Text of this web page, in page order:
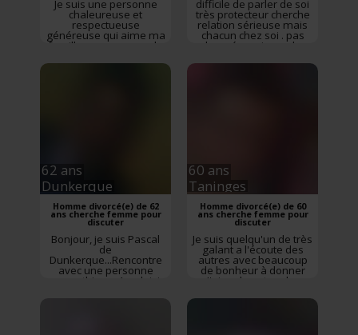
Je suis une personne
chaleureuse et
respectueuse
généreuse qui aime ma
famille mes voyages le
difficile de parler de soi
très protecteur cherche
relation sérieuse mais
chacun chez soi . pas
abonné reçois pas les
instant.. j aim visiter les
62 ans
Dunkerque
Homme divorcé(e) de 62
ans cherche femme pour
discuter
Bonjour, je suis Pascal
de
Dunkerque...Rencontre
avec une personne
sympathique. Au plaisir
réponds pas aux photos
60 ans
Taninges
Homme divorcé(e) de 60
ans cherche femme pour
discuter
Je suis quelqu'un de très
galant a l'écoute des
autres avec beaucoup
de bonheur à donner
.J'aime la nature les
visites avec l'élue de